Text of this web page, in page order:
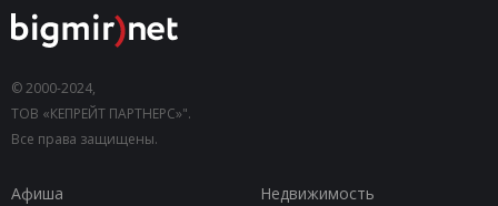
© 2000-2024,
ТОВ «КЕПРЕЙТ ПАРТНЕРС»".
Все права защищены.
Афиша
Недвижимость